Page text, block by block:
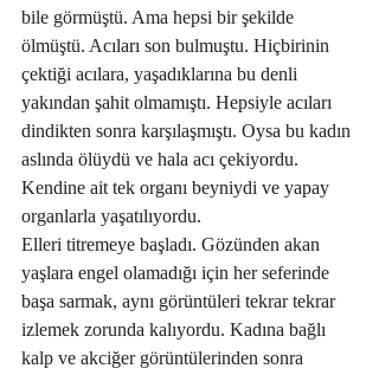
bile görmüştü. Ama hepsi bir şekilde
ölmüştü. Acıları son bulmuştu. Hiçbirinin
çektiği acılara, yaşadıklarına bu denli
yakından şahit olmamıştı. Hepsiyle acıları
dindikten sonra karşılaşmıştı. Oysa bu kadın
aslında ölüydü ve hala acı çekiyordu.
Kendine ait tek organı beyniydi ve yapay
organlarla yaşatılıyordu.
Elleri titremeye başladı. Gözünden akan
yaşlara engel olamadığı için her seferinde
başa sarmak, aynı görüntüleri tekrar tekrar
izlemek zorunda kalıyordu. Kadına bağlı
kalp ve akciğer görüntülerinden sonra